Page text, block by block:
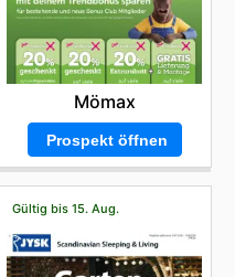
Mömax
Prospekt öffnen
Gültig bis 15. Aug.